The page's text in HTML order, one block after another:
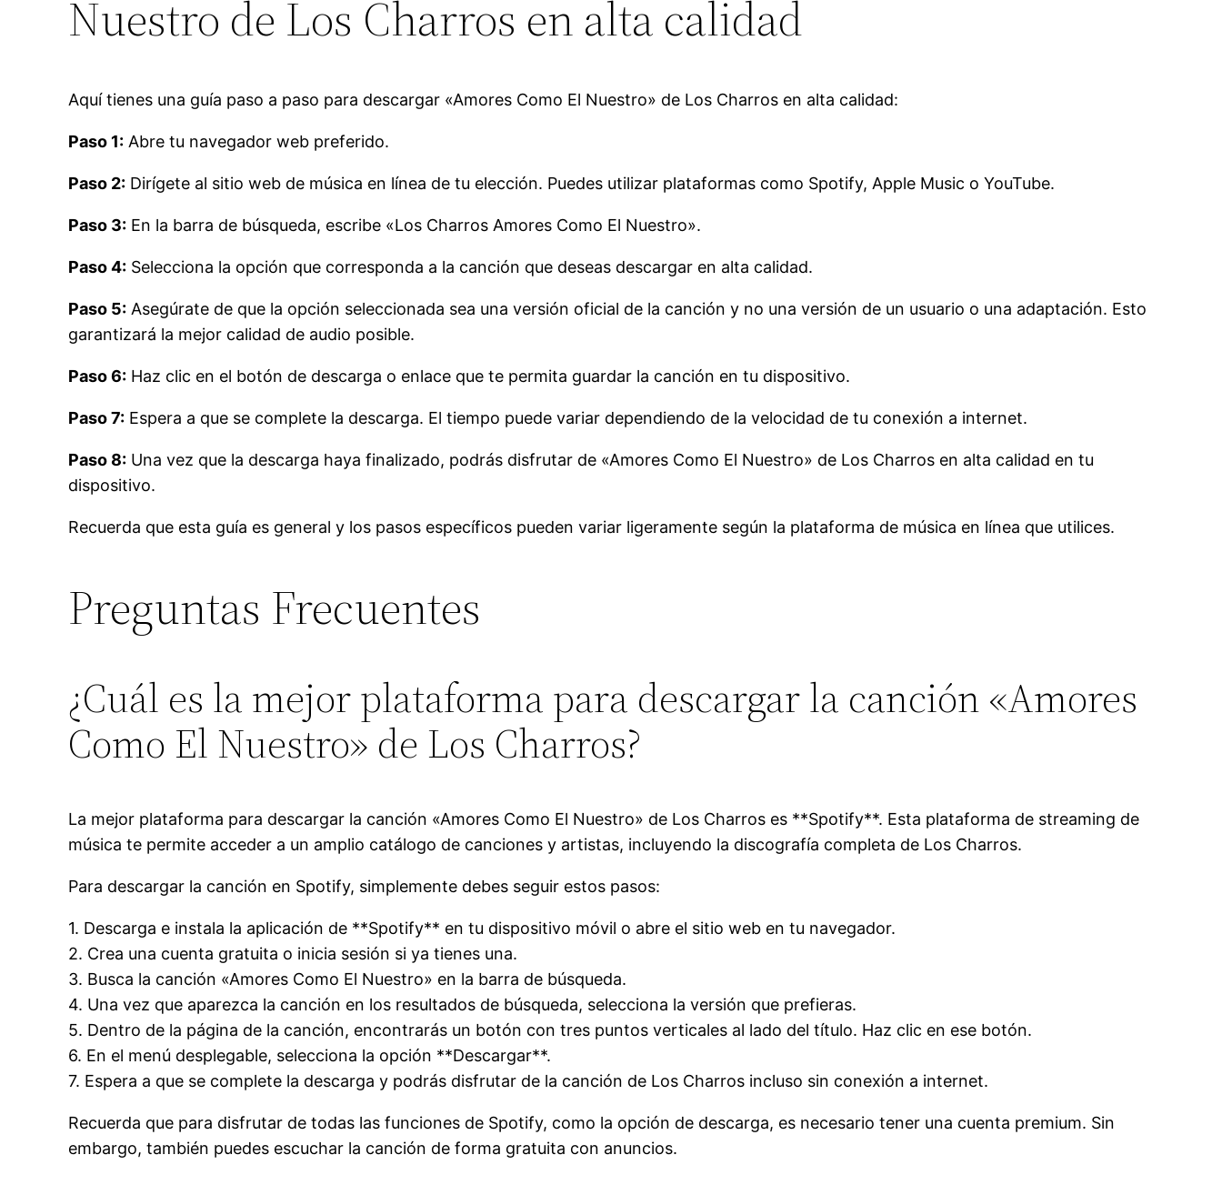
Nuestro de Los Charros en alta calidad
Aquí tienes una guía paso a paso para descargar «Amores Como El Nuestro» de Los Charros en alta calidad:
Paso 1: Abre tu navegador web preferido.
Paso 2: Dirígete al sitio web de música en línea de tu elección. Puedes utilizar plataformas como Spotify, Apple Music o YouTube.
Paso 3: En la barra de búsqueda, escribe «Los Charros Amores Como El Nuestro».
Paso 4: Selecciona la opción que corresponda a la canción que deseas descargar en alta calidad.
Paso 5: Asegúrate de que la opción seleccionada sea una versión oficial de la canción y no una versión de un usuario o una adaptación. Esto
garantizará la mejor calidad de audio posible.
Paso 6: Haz clic en el botón de descarga o enlace que te permita guardar la canción en tu dispositivo.
Paso 7: Espera a que se complete la descarga. El tiempo puede variar dependiendo de la velocidad de tu conexión a internet.
Paso 8: Una vez que la descarga haya finalizado, podrás disfrutar de «Amores Como El Nuestro» de Los Charros en alta calidad en tu
dispositivo.
Recuerda que esta guía es general y los pasos específicos pueden variar ligeramente según la plataforma de música en línea que utilices.
Preguntas Frecuentes
¿Cuál es la mejor plataforma para descargar la canción «Amores
Como El Nuestro» de Los Charros?
La mejor plataforma para descargar la canción «Amores Como El Nuestro» de Los Charros es **Spotify**. Esta plataforma de streaming de
música te permite acceder a un amplio catálogo de canciones y artistas, incluyendo la discografía completa de Los Charros.
Para descargar la canción en Spotify, simplemente debes seguir estos pasos:
1. Descarga e instala la aplicación de **Spotify** en tu dispositivo móvil o abre el sitio web en tu navegador.
2. Crea una cuenta gratuita o inicia sesión si ya tienes una.
3. Busca la canción «Amores Como El Nuestro» en la barra de búsqueda.
4. Una vez que aparezca la canción en los resultados de búsqueda, selecciona la versión que prefieras.
5. Dentro de la página de la canción, encontrarás un botón con tres puntos verticales al lado del título. Haz clic en ese botón.
6. En el menú desplegable, selecciona la opción **Descargar**.
7. Espera a que se complete la descarga y podrás disfrutar de la canción de Los Charros incluso sin conexión a internet.
Recuerda que para disfrutar de todas las funciones de Spotify, como la opción de descarga, es necesario tener una cuenta premium. Sin
embargo, también puedes escuchar la canción de forma gratuita con anuncios.